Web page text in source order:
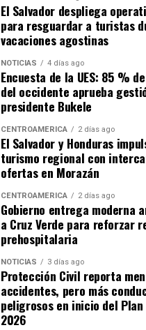
El Salvador despliega
para resguardar a turistas
vacaciones agostinas
NOTICIAS 4 días ago
Encuesta de la UES: 85 %
del occidente aprueba
presidente Bukele
CENTROAMÉRICA 2 días ago
El Salvador y Honduras
turismo regional con
ofertas en Morazán
CENTROAMÉRICA 2 días ago
Gobierno entrega moderna
a Cruz Verde para reforzar
prehospitalaria
NOTICIAS 3 días ago
Protección Civil reporta
accidentes, pero más
peligrosos en inicio del Plan
2026